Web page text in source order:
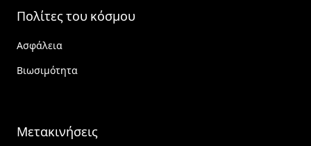
Πολίτες του κόσμου
Ασφάλεια
Βιωσιμότητα
Μετακινήσεις